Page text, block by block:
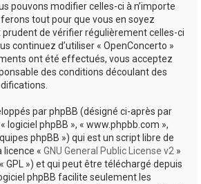
pouvons modifier celles-ci à n’importe
tout pour que vous en soyez
prudent de vérifier régulièrement celles-ci
continuez d’utiliser « OpenConcerto »
ont été effectués, vous acceptez
des conditions découlant des
par phpBB (désigné ci-après par
« logiciel phpBB », « www.phpbb.com »,
phpBB ») qui est un script libre de
licence « GNU General Public License v2 »
GPL ») et qui peut être téléchargé depuis
phpBB facilite seulement les